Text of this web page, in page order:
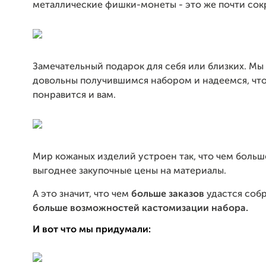
металлические фишки-монеты - это же почти
Замечательный подарок для себя или близких. Мы
довольны получившимся набором и надеемся,
понравится и вам.
Мир кожаных изделий устроен так, что чем
выгоднее закупочные цены на материалы.
А это значит, что чем больше заказов удастся
больше возможностей кастомизации набора.
И вот что мы придумали: